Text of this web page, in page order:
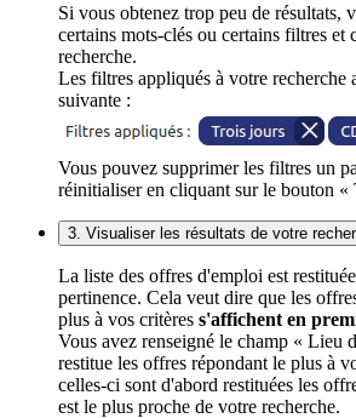
Si vous obtenez trop peu de résultats,
certains mots-clés ou certains filtres et
recherche.
Les filtres appliqués à votre recherche
suivante :
Vous pouvez supprimer les filtres un
réinitialiser en cliquant sur le bouton «
3. Visualiser les résultats de votre
La liste des offres d'emploi est
pertinence. Cela veut dire que les
plus à vos critères s'affichent en
Vous avez renseigné le champ « Lieu
restitue les offres répondant le plus à
celles-ci sont d'abord restituées les
est le plus proche de votre recherche.